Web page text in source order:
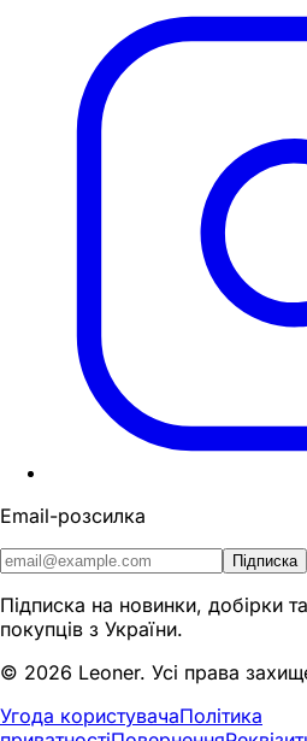
Email-розсилка
Підписка
Підписка на новинки, добірки
покупців з України.
© 2026 Leoner. Усі права
Угода користувачаПолітика